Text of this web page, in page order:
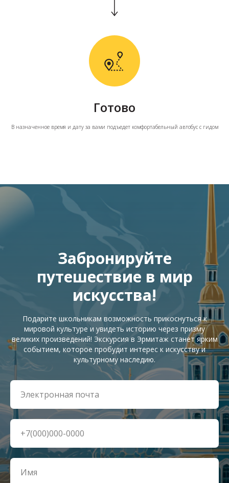
Готово
В назначенное время и дату за вами подъедет комфортабельный автобус с гидом
Забронируйте
путешествие в мир
искусства!
Подарите школьникам возможность прикоснуться к
мировой культуре и увидеть историю через призму
великих произведений! Экскурсия в Эрмитаж станет ярким
событием, которое пробудит интерес к искусству и
культурному наследию.